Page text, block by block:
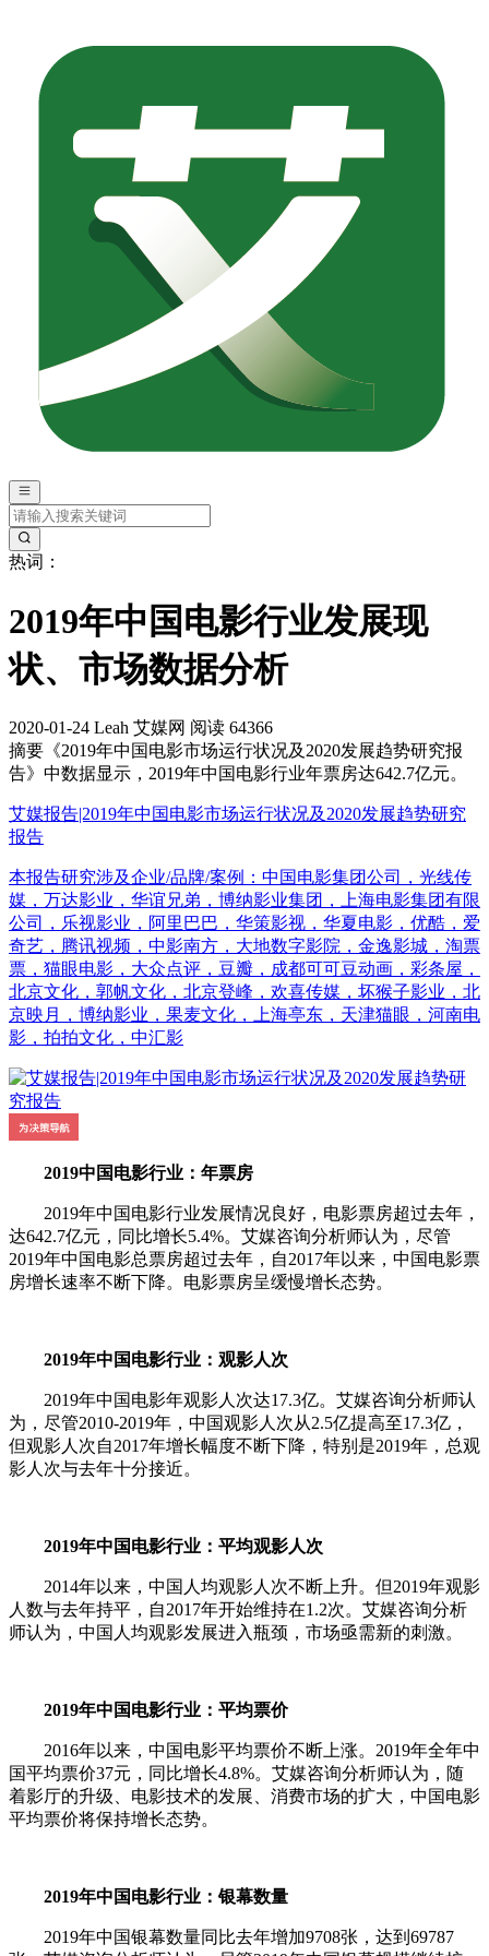
热词：
2019年中国电影行业发展现
状、市场数据分析
2020-01-24 Leah 艾媒网 阅读 64366
摘要 《2019年中国电影市场运行状况及2020发展趋势研究报
告》中数据显示，2019年中国电影行业年票房达642.7亿元。
艾媒报告|2019年中国电影市场运行状况及2020发展趋势研究
报告
本报告研究涉及企业/品牌/案例：中国电影集团公司，光线传
媒，万达影业，华谊兄弟，博纳影业集团，上海电影集团有限
公司，乐视影业，阿里巴巴，华策影视，华夏电影，优酷，爱
奇艺，腾讯视频，中影南方，大地数字影院，金逸影城，淘票
票，猫眼电影，大众点评，豆瓣，成都可可豆动画，彩条屋，
北京文化，郭帆文化，北京登峰，欢喜传媒，坏猴子影业，北
京映月，博纳影业，果麦文化，上海亭东，天津猫眼，河南电
影，拍拍文化，中汇影
2019中国电影行业：年票房
2019年中国电影行业发展情况良好，电影票房超过去年，
达642.7亿元，同比增长5.4%。艾媒咨询分析师认为，尽管
2019年中国电影总票房超过去年，自2017年以来，中国电影票
房增长速率不断下降。电影票房呈缓慢增长态势。
2019年中国电影行业：观影人次
2019年中国电影年观影人次达17.3亿。艾媒咨询分析师认
为，尽管2010-2019年，中国观影人次从2.5亿提高至17.3亿，
但观影人次自2017年增长幅度不断下降，特别是2019年，总观
影人次与去年十分接近。
2019年中国电影行业：平均观影人次
2014年以来，中国人均观影人次不断上升。但2019年观影
人数与去年持平，自2017年开始维持在1.2次。艾媒咨询分析
师认为，中国人均观影发展进入瓶颈，市场亟需新的刺激。
2019年中国电影行业：平均票价
2016年以来，中国电影平均票价不断上涨。2019年全年中
国平均票价37元，同比增长4.8%。艾媒咨询分析师认为，随
着影厅的升级、电影技术的发展、消费市场的扩大，中国电影
平均票价将保持增长态势。
2019年中国电影行业：银幕数量
2019年中国银幕数量同比去年增加9708张，达到69787